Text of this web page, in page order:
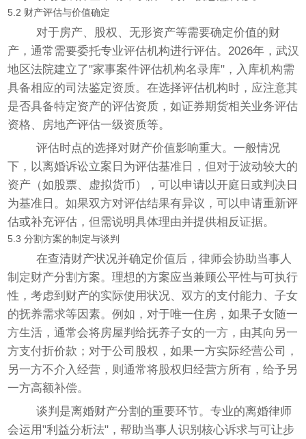
5.2 财产评估与价值确定
对于房产、股权、无形资产等需要确定价值的财
产，通常需要委托专业评估机构进行评估。2026年，武汉
地区法院建立了"家事案件评估机构名录库"，入库机构需
具备相应的司法鉴定资质。在选择评估机构时，应注意其
是否具备特定资产的评估资质，如证券期货相关业务评估
资格、房地产评估一级资质等。
评估时点的选择对财产价值影响重大。一般情况
下，以离婚诉讼立案日为评估基准日，但对于波动较大的
资产（如股票、虚拟货币），可以申请以开庭日或判决日
为基准日。如果双方对评估结果有异议，可以申请重新评
估或补充评估，但需说明具体理由并提供相反证据。
5.3 分割方案的制定与谈判
在查清财产状况并确定价值后，律师会协助当事人
制定财产分割方案。理想的方案应当兼顾公平性与可执行
性，考虑到财产的实际使用状况、双方的支付能力、子女
的抚养需求等因素。例如，对于唯一住房，如果子女随一
方生活，通常会将房屋判给抚养子女的一方，由其向另一
方支付折价款；对于公司股权，如果一方实际经营公司，
另一方不介入经营，则通常将股权归经营方所有，给予另
一方高额补偿。
谈判是离婚财产分割的重要环节。专业的离婚律师
会运用"利益分析法"，帮助当事人识别核心诉求与可让步